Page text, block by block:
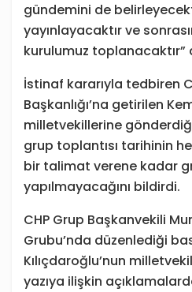
gündemini de
yayınlayacaktır ve
kurulumuz toplanacaktır”
İstinaf kararıyla tedbiren
Başkanlığı’na getirilen
milletvekillerine
grup toplantısı tarihinin
bir talimat verene kadar
yapılmayacağını bildirdi.
CHP Grup Başkanvekili
Grubu’nda düzenlediği
Kılıçdaroğlu’nun
yazıya ilişkin